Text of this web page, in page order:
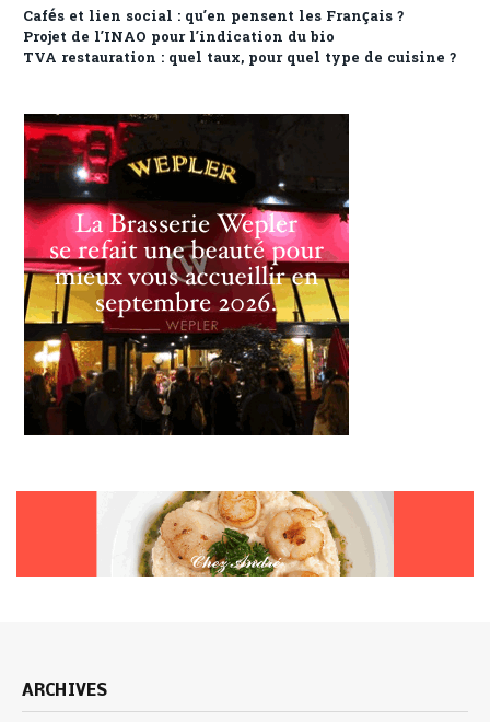
Cafés et lien social : qu’en pensent les Français ?
Projet de l’INAO pour l’indication du bio
TVA restauration : quel taux, pour quel type de cuisine ?
ARCHIVES